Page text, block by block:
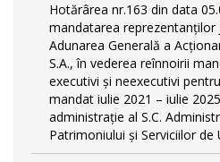
Hotărârea nr.163 din data
mandatarea reprezentanților
Adunarea Generală a
S.A., în vederea reînnoirii
executivi și neexecutivi
mandat iulie 2021 – iulie
administrație al S.C.
Patrimoniului și Serviciilor de